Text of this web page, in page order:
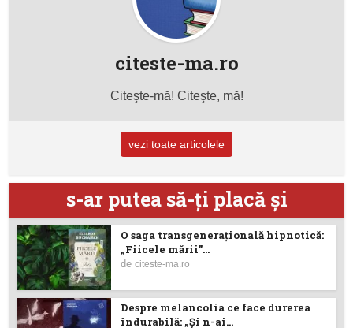
citeste-ma.ro
Citeşte-mă! Citeşte, mă!
vezi toate articolele
s-ar putea să-ţi placă şi
O saga transgenerațională hipnotică:
„Fiicele mării”...
deciteste-ma.ro
Despre melancolia ce face durerea
îndurabilă: „Și n-ai...